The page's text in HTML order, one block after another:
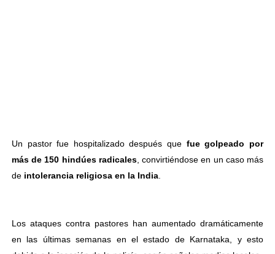
Un pastor fue hospitalizado después que fue golpeado por
más de 150 hindúes radicales, convirtiéndose en un caso más
deintolerancia religiosa en la India.
Los ataques contra pastores han aumentado dramáticamente
en las últimas semanas en el estado de Karnataka, y esto